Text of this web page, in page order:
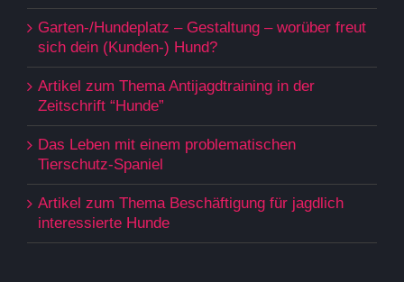
Garten-/Hundeplatz – Gestaltung – worüber freut
sich dein (Kunden-) Hund?
Artikel zum Thema Antijagdtraining in der
Zeitschrift “Hunde”
Das Leben mit einem problematischen
Tierschutz-Spaniel
Artikel zum Thema Beschäftigung für jagdlich
interessierte Hunde